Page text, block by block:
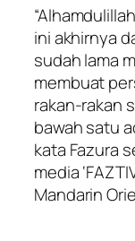
ini akhirnya
sudah lama
membuat
rakan-rakan
bawah satu
kata Fazura
media
Mandarin